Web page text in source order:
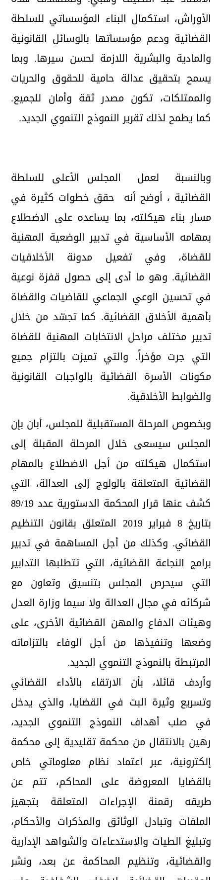
الأوراش، استكمال البناء المؤسساتي للسلطة
القضائية ودعم مؤسساتها بالوسائل القانونية
والمادية والبشرية اللازمة لحسن سيرها. وبما
يسمح بتحقيق عدالة حامية للحقوق والحريات
والممتلكات، تكون مصدر ثقة وأمان للجميع.
كما يطمح لذلك تقرير النموذج التنموي الجديد.
وبالنسبة لعمل المجلس الأعلى للسلطة
القضائية ، أوضح أنه حقق خطوات كثيرة في
مسار بناء هيكلته، بما يساعده على الاضطلاع
بمهامه الأساسية في تدبير الوضعية المهنية
للقضاة، وفي تفعيل مدونة الأخلاقيات
القضائية. وهو ما أدى إلى حصول قفزة نوعية
في تحسين الوعي الجماعي للقاضيات والقضاة
بأهمية الأخلاق القضائية. كما تجسّد من خلال
تدبير مختلف مراحل الانتخابات المهنية للقضاة
التي جرت مؤخراً. والتي تميزت بالتزام جميع
مكونات الأسرة القضائية بالواجبات القانونية
والضوابط الأخلاقية.
وبخصوص المرحلة المستقبلية للمجلس، أبان بإن
المجلس سيسعى خلال المرحلة المقبلة إلى
استكمال هيكلته من أجل الاضطلاع بالمهام
القضائية المتعلقة بالولوج إلى العدالة، التي
كشف عنها قرار المحكمة الدستورية عدد 89/19
بتاريخ 8 فبراير 2019 المتعلق بقانون التنظيم
القضائي. وكذلك من أجل المساهمة في تدبير
برامج النجاعة القضائية، التي تتطلبها التدابير
التي سيحرص المجلس بتنسيق وتعاون مع
شركائه في مجال العدالة ولا سيما وزارة العدل
وهيئات الدفاع والمهن القضائية الأخرى، على
وضعها وتنفيذها من أجل الوفاء بالتزاماته
المرتبطة بالنموذج التنموي الجديد.
وأردف قائلا، بأن الارتقاء بالأداء القضائي
وتسريع وثيرة البت في القضايا، والذي يدخل
في صلب أهداف النموذج التنموي الجديد،
رهين بالانتقال من محكمة تقليدية إلى محكمة
إلكترونية، عبر اعتماد نظام معلوماتي خاص
بالقضايا المعروضة على المحاكم، تتم عن
طريقه رقمنة الإجراءات المتعلقة بتجهيز
الملفات وتبادل الوثائق والمذكرات والأحكام،
وتبليغ الطيات والاستدعاءات والشواهد الإدارية
والقضائية، وتنظيم المحاكمة عن بعد، ونشر